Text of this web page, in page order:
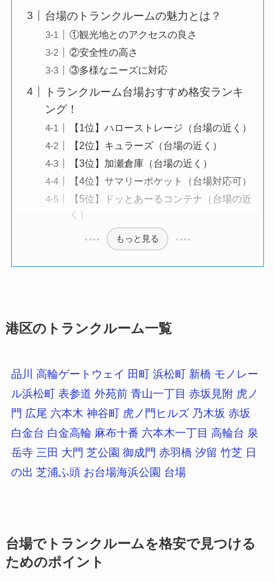
台場のトランクルームの魅力とは？
①観光地とのアクセスの良さ
②安全性の高さ
③多様なニーズに対応
トランクルーム台場おすすめ格安ランキ
ング！
【1位】ハローストレージ（台場の近く）
【2位】キュラーズ（台場の近く）
【3位】加瀬倉庫（台場の近く）
【4位】サマリーポケット（台場対応可）
【5位】ドッとあーるコンテナ（台場の近
く）
もっと見る
港区のトランクルーム一覧
品川 高輪ゲートウェイ 田町 浜松町 新橋 モノレー
ル浜松町
表参道 外苑前 青山一丁目 赤坂見附 虎ノ
門 広尾 六本木 神谷町 虎ノ門ヒルズ 乃木坂 赤坂
白金台 白金高輪 麻布十番 六本木一丁目 高輪台 泉
岳寺 三田 大門 芝公園 御成門 赤羽橋 汐留 竹芝 日
の出 芝浦ふ頭 お台場海浜公園 台場
台場でトランクルームを格安で見つける
ためのポイント